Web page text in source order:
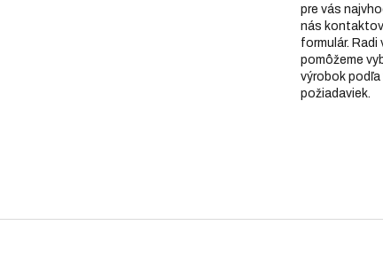
pre vás
nás
formulár. Radi
pomôžeme
výrobok
požiadaviek.